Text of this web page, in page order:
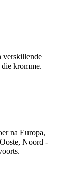
verskillende
kromme.
na Europa,
Noord -